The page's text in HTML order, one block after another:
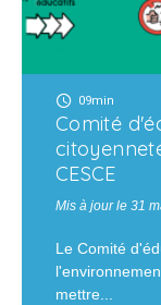
09min
Comité
CESCE
Mis à jour le 31
Le Comité
mettre...